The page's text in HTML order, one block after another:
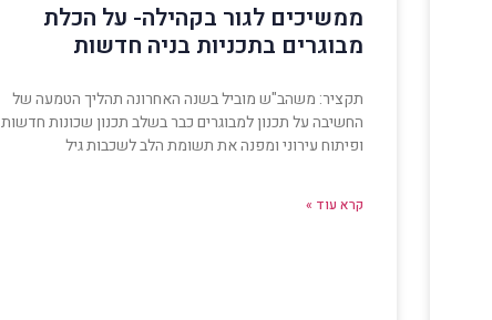
ממשיכים לגור בקהילה- על הכלת
מבוגרים בתכניות בניה חדשות
תקציר: משהב"ש מוביל בשנה האחרונה תהליך הטמעה של
החשיבה על תכנון למבוגרים כבר בשלב תכנון שכונות חדשות
ופיתוח עירוני ומפנה את תשומת הלב לשכבות גיל
קרא עוד »